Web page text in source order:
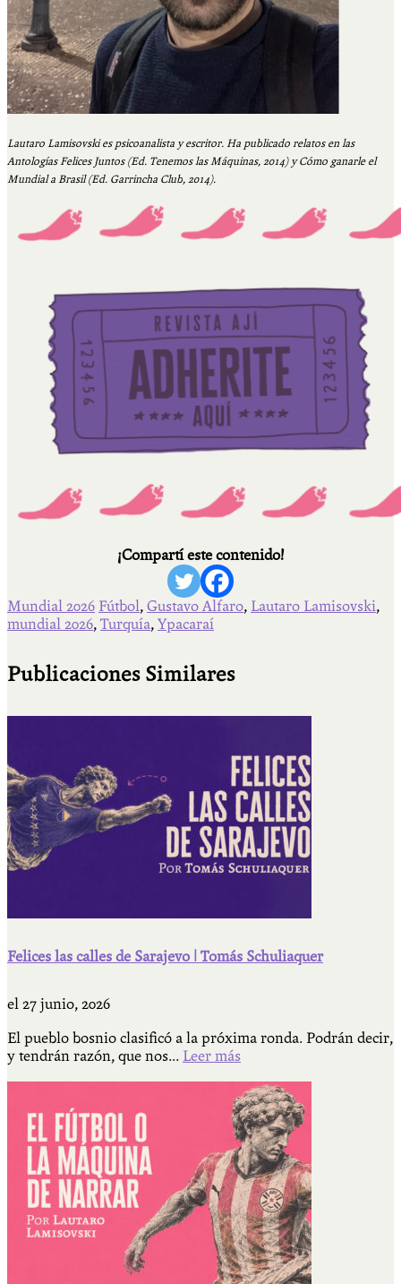
Lautaro Lamisovski es psicoanalista y escritor. Ha publicado relatos en las
Antologías Felices Juntos (Ed. Tenemos las Máquinas, 2014) y Cómo ganarle el
Mundial a Brasil (Ed. Garrincha Club, 2014).
¡Compartí este contenido!
Mundial 2026 Fútbol, Gustavo Alfaro, Lautaro Lamisovski,
mundial 2026, Turquía, Ypacaraí
Publicaciones Similares
Felices las calles de Sarajevo | Tomás Schuliaquer
el 27 junio, 2026
El pueblo bosnio clasificó a la próxima ronda. Podrán decir,
y tendrán razón, que nos... Leer más